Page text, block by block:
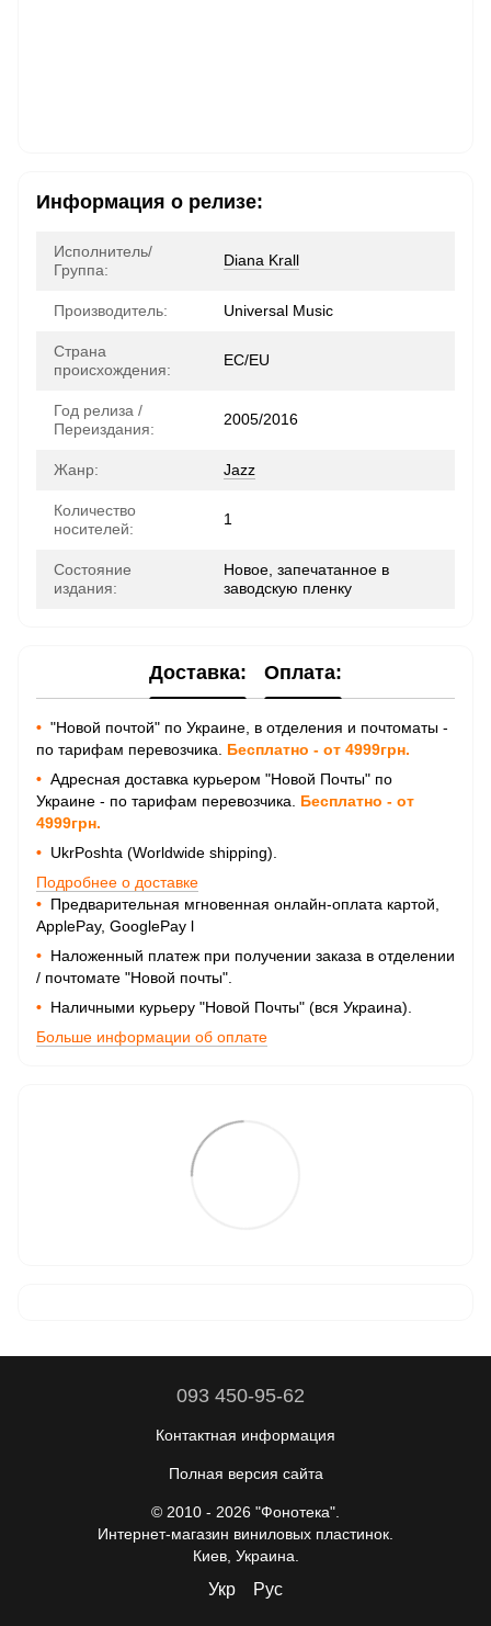
Информация о релизе:
Исполнитель/
Группа:
Diana Krall
Производитель: Universal Music
Страна
происхождения:
ЕС/EU
Год релиза /
Переиздания:
2005/2016
Жанр: Jazz
Количество
носителей:
1
Состояние
издания:
Новое, запечатанное в
заводскую пленку
Доставка: Оплата:
• "Новой почтой" по Украине, в отделения и почтоматы -
по тарифам перевозчика. Бесплатно - от 4999грн.
• Адресная доставка курьером "Новой Почты" по
Украине - по тарифам перевозчика. Бесплатно - от
4999грн.
• UkrPoshta (Worldwide shipping).
Подробнее о доставке
• Предварительная мгновенная онлайн-оплата картой,
ApplePay, GooglePay l
• Наложенный платеж при получении заказа в отделении
/ почтомате "Новой почты".
• Наличными курьеру "Новой Почты" (вся Украина).
Больше информации об оплате
093 450-95-62
Контактная информация
Полная версия сайта
© 2010 - 2026 "Фонотека".
Интернет-магазин виниловых пластинок.
Киев, Украина.
Укр Рус